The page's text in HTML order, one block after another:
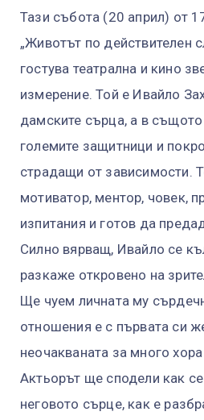
Тази събота (20 април) от
„Животът по действителен
гостува театрална и кино
измерение. Той е Ивайло
дамските сърца, а в
големите защитници и
страдащи от зависимости.
мотиватор, ментор, човек,
изпитания и готов да
Силно вярващ, Ивайло се
разкаже откровено на
Ще чуем личната му
отношения е с първата си
неочакваната за много
Актьорът ще сподели как
неговото сърце, как е